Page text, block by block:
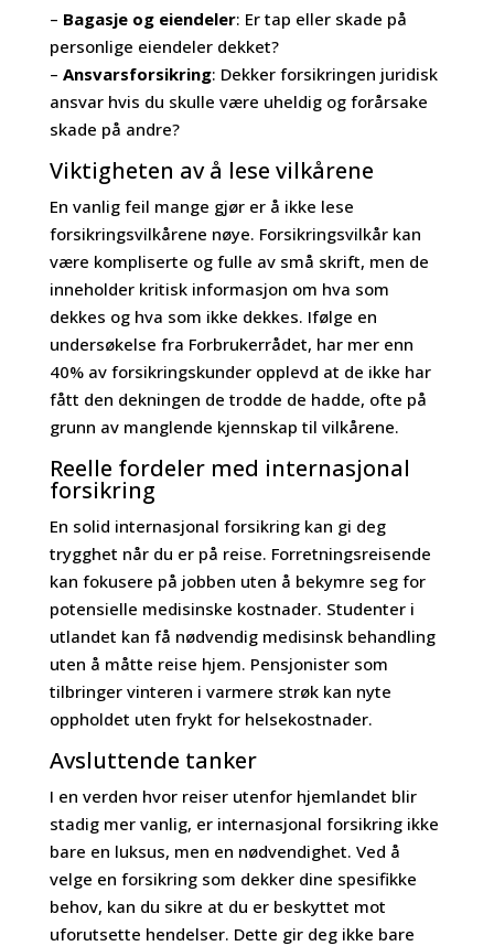
– Bagasje og eiendeler: Er tap eller skade på
personlige eiendeler dekket?
– Ansvarsforsikring: Dekker forsikringen juridisk
ansvar hvis du skulle være uheldig og forårsake
skade på andre?
Viktigheten av å lese vilkårene
En vanlig feil mange gjør er å ikke lese
forsikringsvilkårene nøye. Forsikringsvilkår kan
være kompliserte og fulle av små skrift, men de
inneholder kritisk informasjon om hva som
dekkes og hva som ikke dekkes. Ifølge en
undersøkelse fra Forbrukerrådet, har mer enn
40% av forsikringskunder opplevd at de ikke har
fått den dekningen de trodde de hadde, ofte på
grunn av manglende kjennskap til vilkårene.
Reelle fordeler med internasjonal
forsikring
En solid internasjonal forsikring kan gi deg
trygghet når du er på reise. Forretningsreisende
kan fokusere på jobben uten å bekymre seg for
potensielle medisinske kostnader. Studenter i
utlandet kan få nødvendig medisinsk behandling
uten å måtte reise hjem. Pensjonister som
tilbringer vinteren i varmere strøk kan nyte
oppholdet uten frykt for helsekostnader.
Avsluttende tanker
I en verden hvor reiser utenfor hjemlandet blir
stadig mer vanlig, er internasjonal forsikring ikke
bare en luksus, men en nødvendighet. Ved å
velge en forsikring som dekker dine spesifikke
behov, kan du sikre at du er beskyttet mot
uforutsette hendelser. Dette gir deg ikke bare